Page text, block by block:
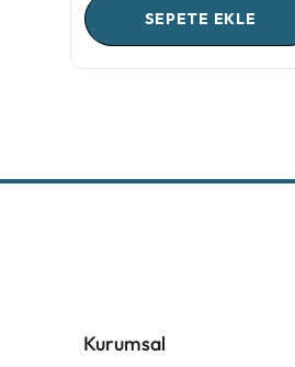
SEPETE EKLE
Kurumsal